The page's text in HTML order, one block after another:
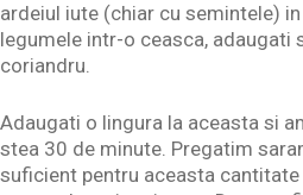
ardeiul iute (chiar cu semintele)
legumele intr-o ceasca, adaugati
coriandru.
Adaugati o lingura la aceasta si
stea 30 de minute. Pregatim
suficient pentru aceasta cantitate